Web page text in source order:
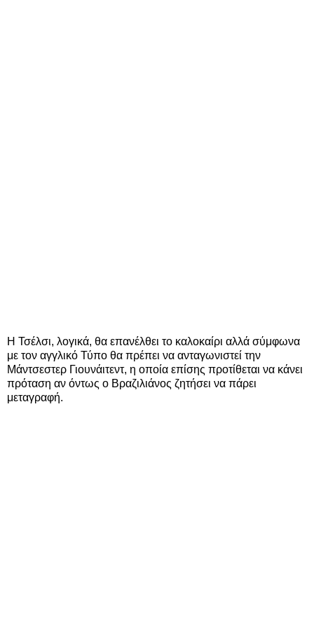
Η Τσέλσι, λογικά, θα επανέλθει το καλοκαίρι αλλά σύμφωνα
με τον αγγλικό Τύπο θα πρέπει να ανταγωνιστεί την
Μάντσεστερ Γιουνάιτεντ, η οποία επίσης προτίθεται να κάνει
πρόταση αν όντως ο Βραζιλιάνος ζητήσει να πάρει
μεταγραφή.